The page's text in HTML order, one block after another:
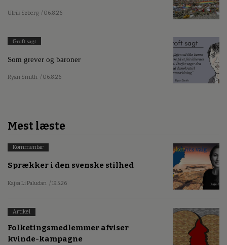
Ulrik Søberg / 06.8.26
Groft sagt
Som grever og baroner
Ryan Smith / 06.8.26
Mest læste
Kommentar
Sprækker i den svenske stilhed
Kajsa Li Paludan / 19.5.26
Artikel
Folketingsmedlemmer afviser
kvinde-kampagne